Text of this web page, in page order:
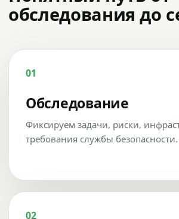
обследования до
01
Обследование
Фиксируем задачи, риски,
требования службы безопасности.
02